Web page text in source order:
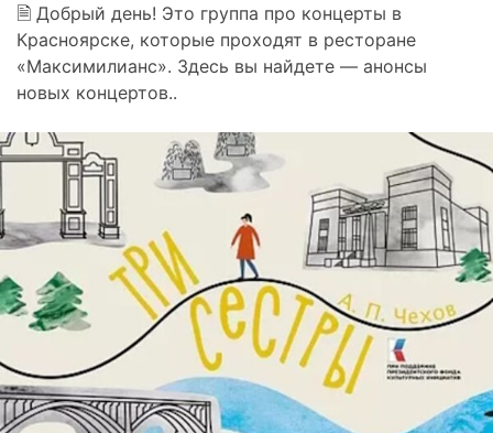
🗎 Добрый день! Это группа про концерты в
Красноярске, которые проходят в ресторане
«Максимилианс». Здесь вы найдете — анонсы
новых концертов..